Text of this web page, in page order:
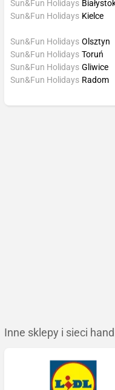
Sun&Fun Holidays
Sun&Fun Holidays Kielce
Sun&Fun Holidays Olsztyn
Sun&Fun Holidays Toruń
Sun&Fun Holidays Gliwice
Sun&Fun Holidays Radom
Inne sklepy i sieci